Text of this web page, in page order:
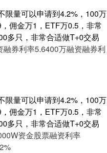
限量可以申请到4.2%，100万
佣金万1，ETF万0.5，非常
多只，非常合适做T+0交易
融券利率5.6400万融资融券利
限量可以申请到4.2%，100万
佣金万1，ETF万0.5，非常
多只，非常合适做T+0交易
资金股票融资利率